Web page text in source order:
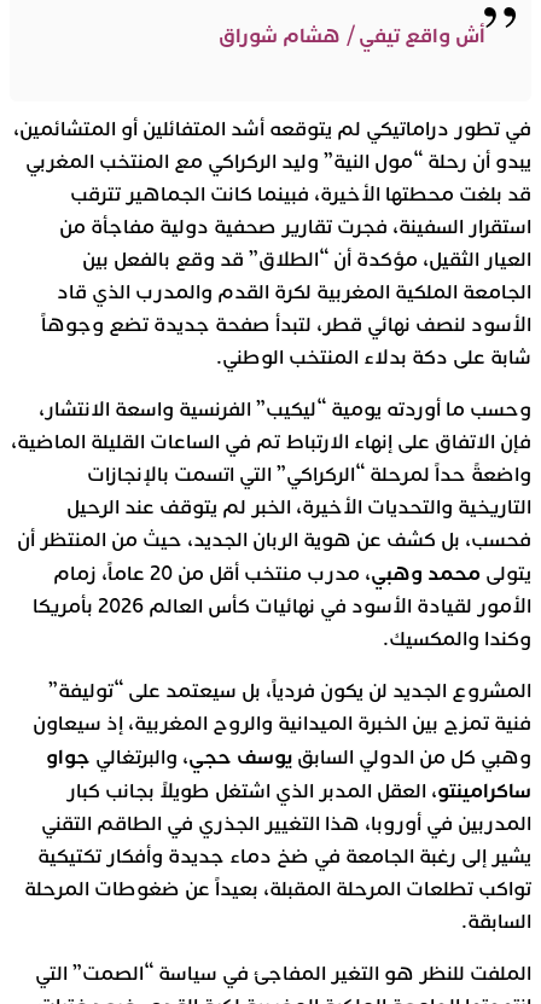
أش واقع تيفي / هشام شوراق
في تطور دراماتيكي لم يتوقعه أشد المتفائلين أو المتشائمين،
يبدو أن رحلة “مول النية” وليد الركراكي مع المنتخب المغربي
قد بلغت محطتها الأخيرة، فبينما كانت الجماهير تترقب
استقرار السفينة، فجرت تقارير صحفية دولية مفاجأة من
العيار الثقيل، مؤكدة أن “الطلاق” قد وقع بالفعل بين
الجامعة الملكية المغربية لكرة القدم والمدرب الذي قاد
الأسود لنصف نهائي قطر، لتبدأ صفحة جديدة تضع وجوهاً
شابة على دكة بدلاء المنتخب الوطني.
وحسب ما أوردته يومية “ليكيب” الفرنسية واسعة الانتشار،
فإن الاتفاق على إنهاء الارتباط تم في الساعات القليلة الماضية،
واضعةً حداً لمرحلة “الركراكي” التي اتسمت بالإنجازات
التاريخية والتحديات الأخيرة، الخبر لم يتوقف عند الرحيل
فحسب، بل كشف عن هوية الربان الجديد، حيث من المنتظر أن
يتولى محمد وهبي
، مدرب منتخب أقل من 20 عاماً، زمام
الأمور لقيادة الأسود في نهائيات كأس العالم 2026 بأمريكا
وكندا والمكسيك.
المشروع الجديد لن يكون فردياً، بل سيعتمد على “توليفة”
فنية تمزج بين الخبرة الميدانية والروح المغربية، إذ سيعاون
وهبي كل من الدولي السابق يوسف حجي، والبرتغالي جواو
ساكرامينتو، العقل المدبر الذي اشتغل طويلاً بجانب كبار
المدربين في أوروبا، هذا التغيير الجذري في الطاقم التقني
يشير إلى رغبة الجامعة في ضخ دماء جديدة وأفكار تكتيكية
تواكب تطلعات المرحلة المقبلة، بعيداً عن ضغوطات المرحلة
السابقة.
الملفت للنظر هو التغير المفاجئ في سياسة “الصمت” التي